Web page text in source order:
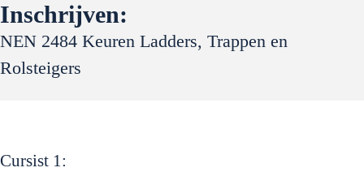
i
n
h
u
Inschrijven:
NEN 2484 Keuren Ladders, Trappen en
Rolsteigers
Cursist 1: